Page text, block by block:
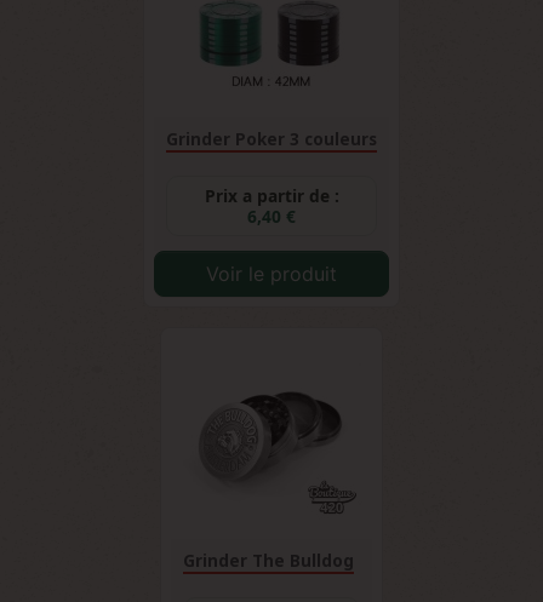
Grinder Poker 3 couleurs
Prix a partir de :
6,40 €
Voir le produit
Grinder The Bulldog